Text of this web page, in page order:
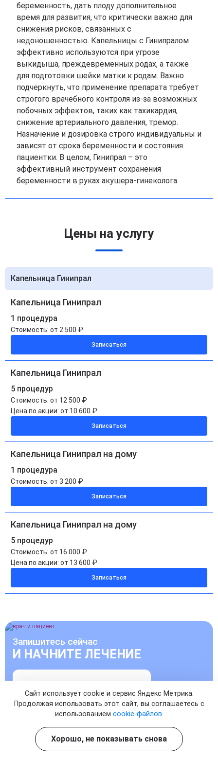
беременность, дать плоду дополнительное
время для развития, что критически важно для
снижения рисков, связанных с
недоношенностью. Капельницы с Гинипралом
эффективно используются при угрозе
выкидыша, преждевременных родах, а также
для подготовки шейки матки к родам. Важно
подчеркнуть, что применение препарата требует
строгого врачебного контроля из-за возможных
побочных эффектов, таких как тахикардия,
снижение артериального давления, тремор.
Назначение и дозировка строго индивидуальны и
зависят от срока беременности и состояния
пациентки. В целом, Гинипрал – это
эффективный инструмент сохранения
беременности в руках акушера-гинеколога.
Цены на услугу
Капельница Гинипрал
Капельница Гинипрал
1 процедура
Стоимость: от 2 500 ₽
Записаться
Капельница Гинипрал
5 процедур
Стоимость: от 12 500 ₽
Цена по акции: от 10 600 ₽
Записаться
Капельница Гинипрал на дому
1 процедура
Стоимость: от 3 200 ₽
Записаться
Капельница Гинипрал на дому
5 процедур
Стоимость: от 16 000 ₽
Цена по акции: от 13 600 ₽
Записаться
Запишитесь сейчас
И НАЧНИТЕ ЛЕЧЕНИЕ
УЖЕ СЕГОДНЯ
Записаться на прием к врачу
Сайт использует cookie и сервис Яндекс Метрика.
Продолжая использовать этот сайт, вы соглашаетесь с
использованием cookie-файлов.
Хорошо, не показывать снова